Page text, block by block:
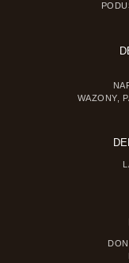
WAZONY,